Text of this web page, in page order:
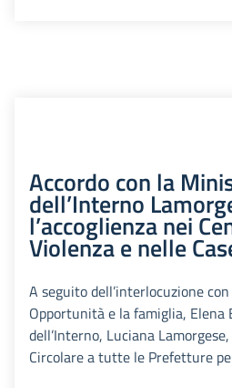
Accordo con la
dell’Interno
l’accoglienza nei
Violenza e nelle
A seguito dell’interlocuzione
Opportunità e la famiglia,
dell’Interno, Luciana
Circolare a tutte le Prefetture